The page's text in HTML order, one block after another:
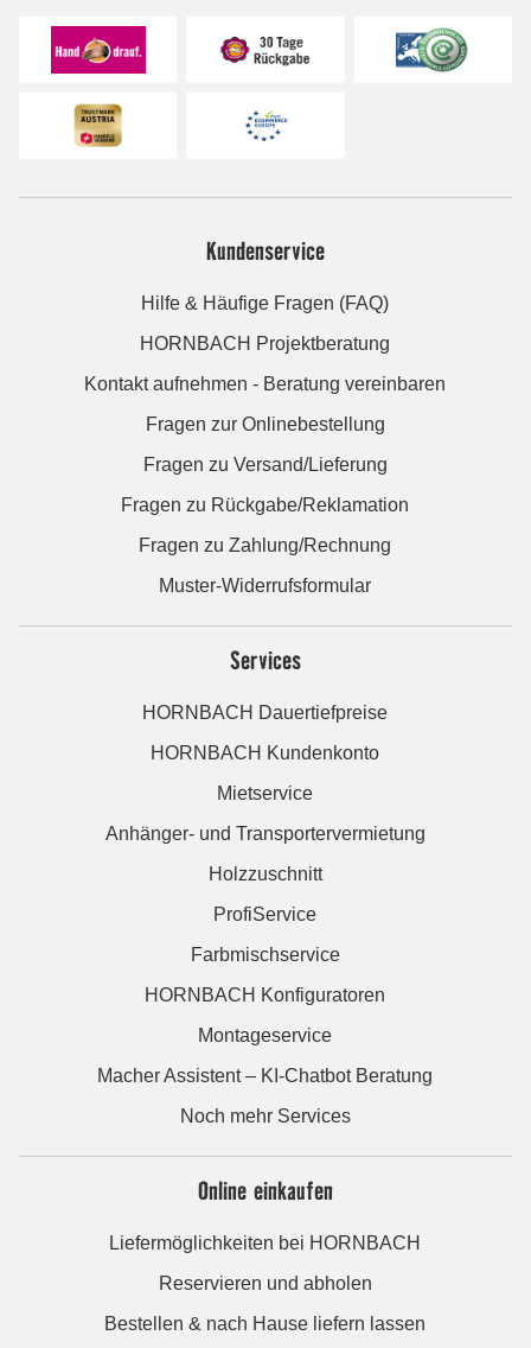
Kundenservice
Hilfe & Häufige Fragen (FAQ)
HORNBACH Projektberatung
Kontakt aufnehmen - Beratung vereinbaren
Fragen zur Onlinebestellung
Fragen zu Versand/Lieferung
Fragen zu Rückgabe/Reklamation
Fragen zu Zahlung/Rechnung
Muster-Widerrufsformular
Services
HORNBACH Dauertiefpreise
HORNBACH Kundenkonto
Mietservice
Anhänger- und Transportervermietung
Holzzuschnitt
ProfiService
Farbmischservice
HORNBACH Konfiguratoren
Montageservice
Macher Assistent – KI-Chatbot Beratung
Noch mehr Services
Online einkaufen
Liefermöglichkeiten bei HORNBACH
Reservieren und abholen
Bestellen & nach Hause liefern lassen